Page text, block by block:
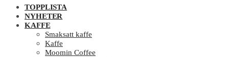
TOPPLISTA
NYHETER
KAFFE
Smaksatt kaffe
Kaffe
Moomin Coffee